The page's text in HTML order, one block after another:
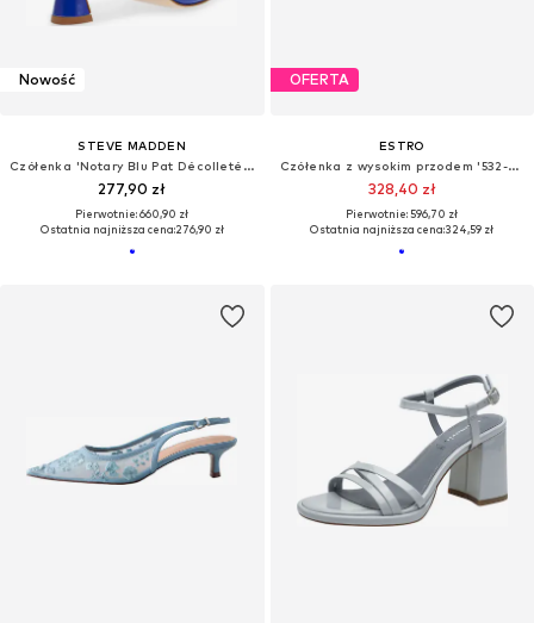
Nowość
STEVE MADDEN
Czółenka 'Notary Blu Pat Décolleté Shoes'
277,90 zł
Pierwotnie: 660,90 zł
Ostatnia najniższa cena:276,90 zł
OFERTA
ESTRO
Czółenka z wysokim przodem '532-801'
328,40 zł
Pierwotnie: 596,70 zł
Ostatnia najniższa cena:324,59 zł